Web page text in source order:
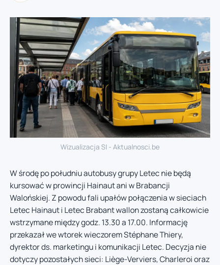
Wizualizacja SI - Aktualnosci.be
W środę po południu autobusy grupy Letec nie będą
kursować w prowincji Hainaut ani w Brabancji
Walońskiej. Z powodu fali upałów połączenia w sieciach
Letec Hainaut i Letec Brabant wallon zostaną całkowicie
wstrzymane między godz. 13.30 a 17.00. Informację
przekazał we wtorek wieczorem Stéphane Thiery,
dyrektor ds. marketingu i komunikacji Letec. Decyzja nie
dotyczy pozostałych sieci: Liège-Verviers, Charleroi oraz